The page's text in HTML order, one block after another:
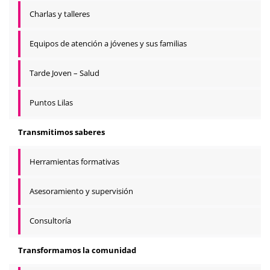
Charlas y talleres
Equipos de atención a jóvenes y sus familias
Tarde Joven – Salud
Puntos Lilas
Transmitimos saberes
Herramientas formativas
Asesoramiento y supervisión
Consultoría
Transformamos la comunidad